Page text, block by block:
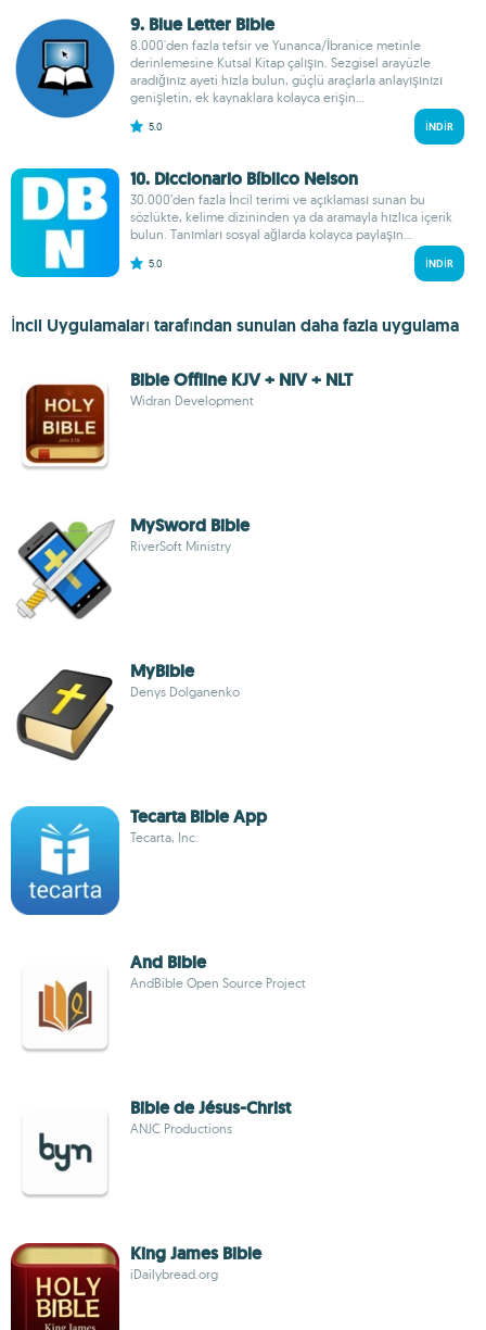
9. Blue Letter Bible
8.000'den fazla tefsir ve Yunanca/İbranice metinle
derinlemesine Kutsal Kitap çalışın. Sezgisel arayüzle
aradığınız ayeti hızla bulun, güçlü araçlarla anlayışınızı
genişletin, ek kaynaklara kolayca erişin...
5.0 İNDIR
10. Diccionario Bíblico Nelson
30.000’den fazla İncil terimi ve açıklaması sunan bu
sözlükte, kelime dizininden ya da aramayla hızlıca içerik
bulun. Tanımları sosyal ağlarda kolayca paylaşın...
5.0 İNDIR
İncil Uygulamaları tarafından sunulan daha fazla uygulama
Bible Offline KJV + NIV + NLT
Widran Development
MySword Bible
RiverSoft Ministry
MyBible
Denys Dolganenko
Tecarta Bible App
Tecarta, Inc.
And Bible
AndBible Open Source Project
Bible de Jésus-Christ
ANJC Productions
King James Bible
iDailybread.org